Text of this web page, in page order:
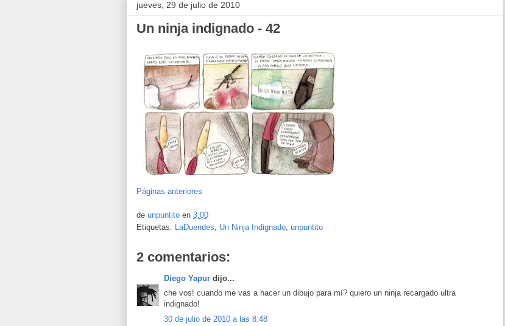
jueves, 29 de julio de 2010
Un ninja indignado - 42
Páginas anteriores
de unpuntito en 3:00
Etiquetas: LaDuendes Un Ninja Indignado unpuntito
2 comentarios:
Diego Yapur dijo...
che vos! cuando me vas a hacer un dibujo para mí? quiero un ninja recargado ultra
indignado!
30 de julio de 2010 a las 8:48